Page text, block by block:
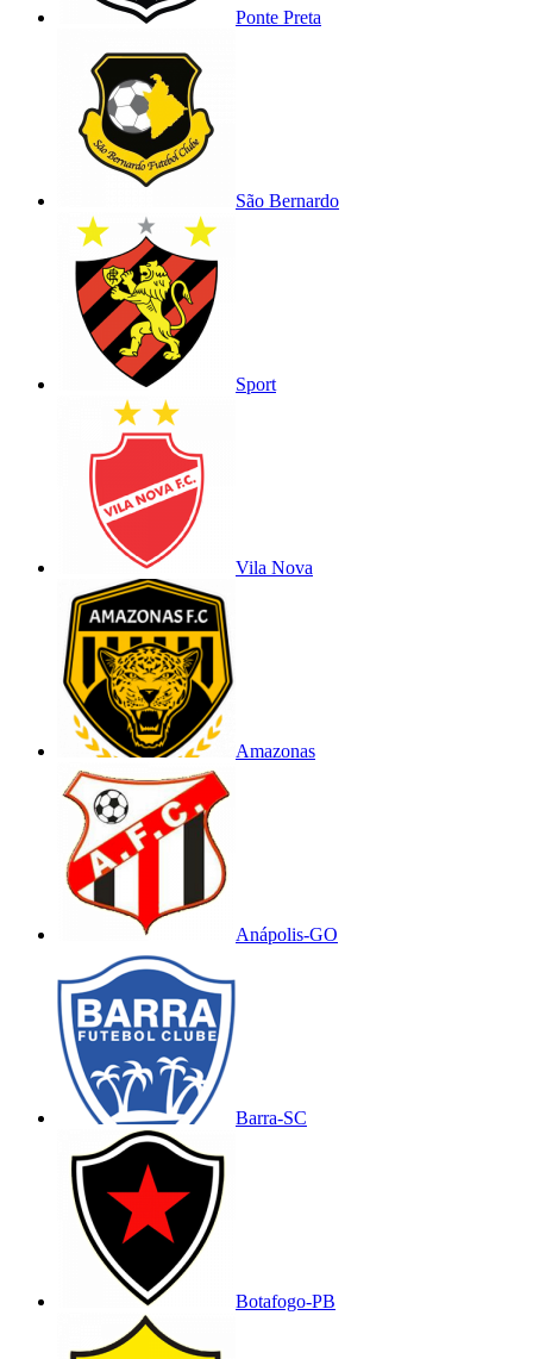
Ponte Preta
São Bernardo
Sport
Vila Nova
Amazonas
Anápolis-GO
Barra-SC
Botafogo-PB